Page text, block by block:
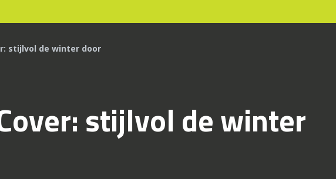
stijlvol de winter door
stijlvol de winter